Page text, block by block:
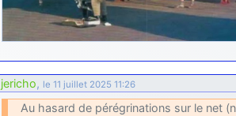
jericho, le 11 juillet 2025 11:26
Au hasard de pérégrinations sur le net